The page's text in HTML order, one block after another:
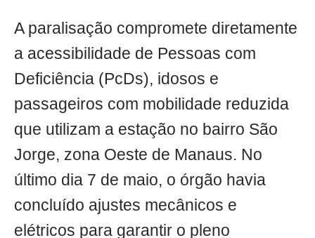
A paralisação compromete diretamente
a acessibilidade de Pessoas com
Deficiência (PcDs), idosos e
passageiros com mobilidade reduzida
que utilizam a estação no bairro São
Jorge, zona Oeste de Manaus. No
último dia 7 de maio, o órgão havia
concluído ajustes mecânicos e
elétricos para garantir o pleno